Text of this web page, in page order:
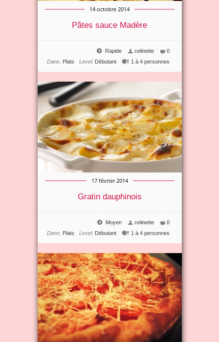
14 octobre 2014
Pâtes sauce Madère
0
celinette
Rapide
1 à 4 personnes
Level: Débutant
Dans: Plats
17 février 2014
Gratin dauphinois
0
celinette
Moyen
1 à 4 personnes
Level: Débutant
Dans: Plats